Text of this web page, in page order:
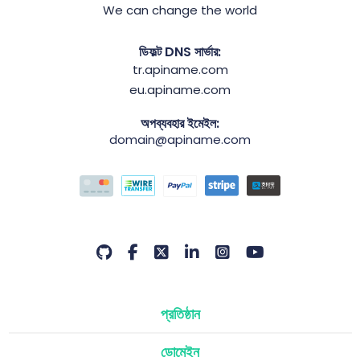
We can change the world
ডিফল্ট DNS সার্ভার:
tr.apiname.com
eu.apiname.com
অপব্যবহার ইমেইল:
domain@apiname.com
প্রতিষ্ঠান
ডোমেইন